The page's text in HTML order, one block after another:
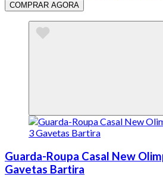
COMPRAR AGORA
Guarda-Roupa Casal New
Gavetas Bartira